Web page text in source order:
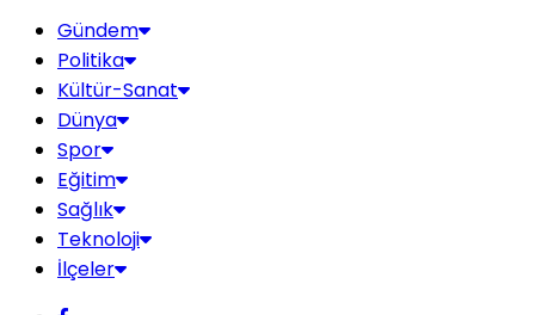
Gündem
Politika
Kültür-Sanat
Dünya
Spor
Eğitim
Sağlık
Teknoloji
İlçeler